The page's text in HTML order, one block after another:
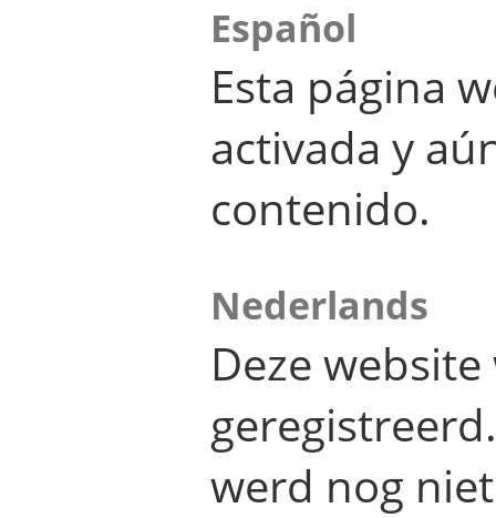
Español
Esta página
activada y
contenido.
Nederlands
Deze
werd nog